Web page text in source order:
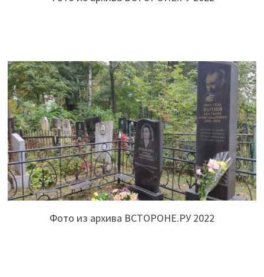
Фото из архива ВСТОРОНЕ.РУ 2022